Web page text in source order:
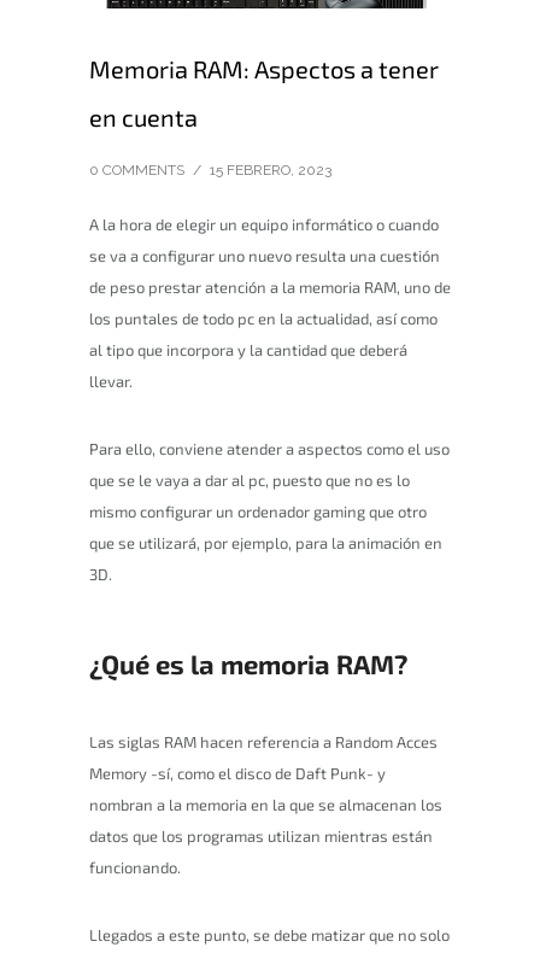
Memoria RAM: Aspectos a tener
en cuenta
0 COMMENTS / 15 FEBRERO, 2023
A la hora de elegir un equipo informático o cuando
se va a configurar uno nuevo resulta una cuestión
de peso prestar atención a la memoria RAM, uno de
los puntales de todo pc en la actualidad, así como
al tipo que incorpora y la cantidad que deberá
llevar.
Para ello, conviene atender a aspectos como el uso
que se le vaya a dar al pc, puesto que no es lo
mismo configurar un ordenador gaming que otro
que se utilizará, por ejemplo, para la animación en
3D.
¿Qué es la memoria RAM?
Las siglas RAM hacen referencia a Random Acces
Memory -sí, como el disco de Daft Punk- y
nombran a la memoria en la que se almacenan los
datos que los programas utilizan mientras están
funcionando.
Llegados a este punto, se debe matizar que no solo